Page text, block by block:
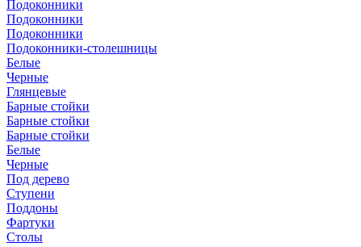
Подоконники
Подоконники
Подоконники
Подоконники-столешницы
Белые
Черные
Глянцевые
Барные стойки
Барные стойки
Барные стойки
Белые
Черные
Под дерево
Ступени
Поддоны
Фартуки
Столы